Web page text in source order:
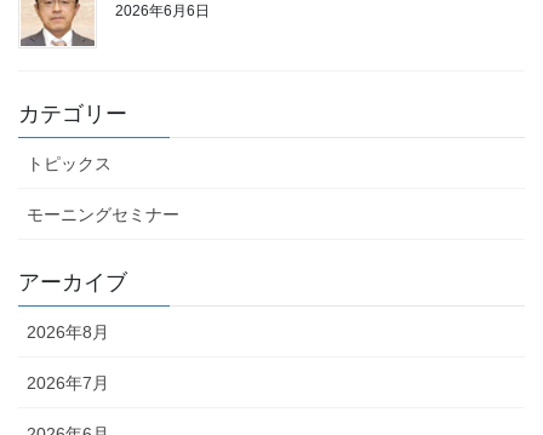
2026年6月6日
カテゴリー
トピックス
モーニングセミナー
アーカイブ
2026年8月
2026年7月